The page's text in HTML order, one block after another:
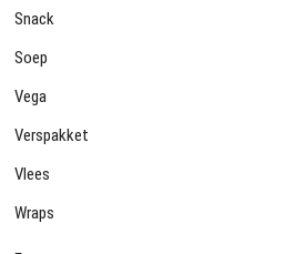
Snack
Soep
Vega
Verspakket
Vlees
Wraps